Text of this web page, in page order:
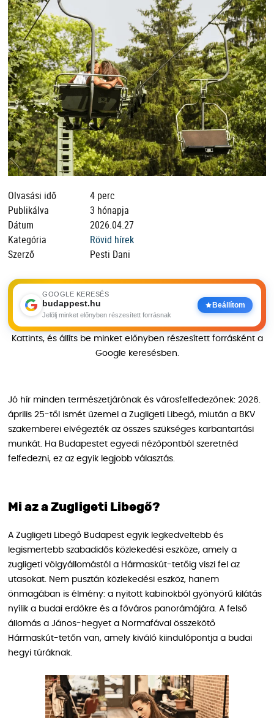
Olvasási idő
4 perc
Publikálva
3 hónapja
Dátum
2026.04.27
Kategória
Rövid hírek
Szerző
Pesti Dani
GOOGLE KERESÉS
budappest.hu
Jelölj minket előnyben részesített forrásnak
Beállítom
Kattints, és állíts be minket előnyben részesített forrásként a
Google keresésben.
Jó hír minden természetjárónak és városfelfedezőnek: 2026.
április 25-től ismét üzemel a Zugligeti Libegő, miután a BKV
szakemberei elvégezték az összes szükséges karbantartási
munkát. Ha Budapestet egyedi nézőpontból szeretnéd
felfedezni, ez az egyik legjobb választás.
Mi az a Zugligeti Libegő?
A Zugligeti Libegő Budapest egyik legkedveltebb és
legismertebb szabadidős közlekedési eszköze, amely a
zugligeti völgyállomástól a Hármaskút-tetőig viszi fel az
utasokat. Nem pusztán közlekedési eszköz, hanem
önmagában is élmény: a nyitott kabinokból gyönyörű kilátás
nyílik a budai erdőkre és a főváros panorámájára. A felső
állomás a János-hegyet a Normafával összekötő
Hármaskút-tetőn van, amely kiváló kiindulópontja a budai
hegyi túráknak.